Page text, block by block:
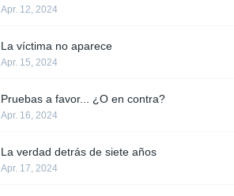
Apr. 12, 2024
La víctima no aparece
Apr. 15, 2024
Pruebas a favor... ¿O en contra?
Apr. 16, 2024
La verdad detrás de siete años
Apr. 17, 2024